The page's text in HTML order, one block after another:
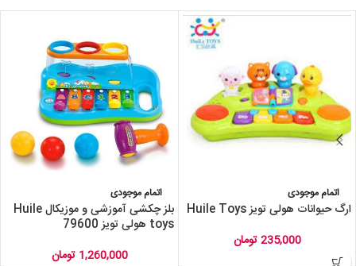
اتمام موجودی
ارگ حیوانات هولی تویز Huile Toys
235,000تومان
اتمام موجودی
بلز چکشی آموزشی و موزیکال Huile
toys هولی تویز 79600
1,260,000 تومان